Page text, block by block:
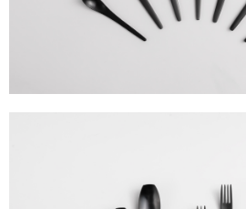
權轉讓予恩沛科技股份有限公司。
２．關於個人資料處理事宜，請瀏覽以下網址：
https://aftee.tw/terms/#terms3